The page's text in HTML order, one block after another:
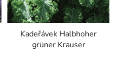
Kadeřávek Halbhoher
grüner Krauser